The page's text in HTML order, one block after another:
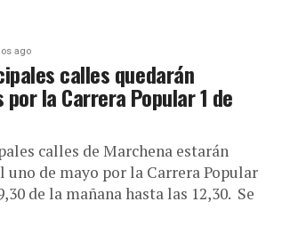
ago
calles quedarán
la Carrera Popular 1 de
calles de Marchena estarán
uno de mayo por la Carrera Popular
de la mañana hasta las 12,30. Se